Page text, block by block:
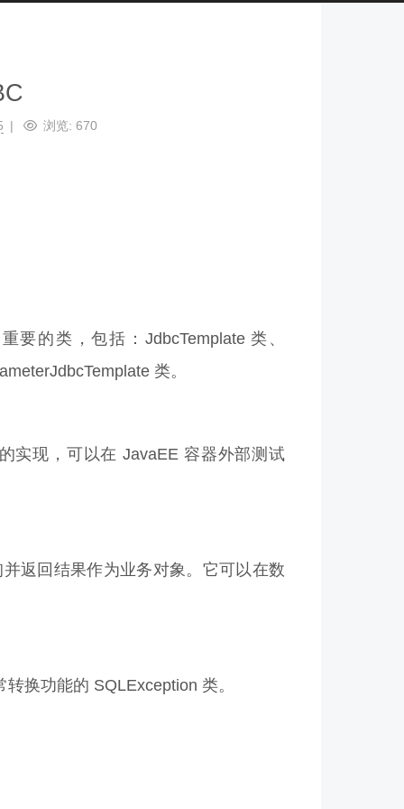
浏览: 670
的类，包括：JdbcTemplate 类、
类。
实现，可以在 JavaEE 容器外部测试
返回结果作为业务对象。它可以在数
换功能的 SQLException 类。